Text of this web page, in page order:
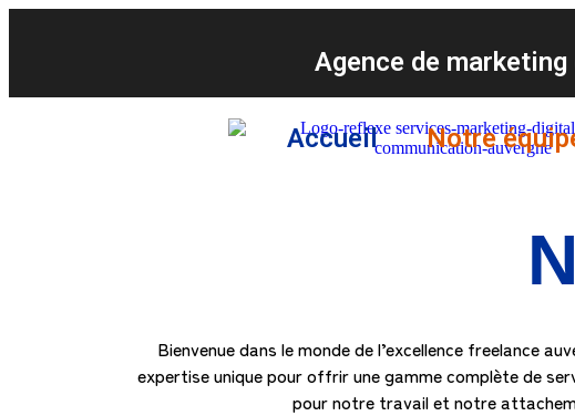
Agence de
Accueil Notre
Bienvenue dans le monde de l’excellence freelance
expertise unique pour offrir une gamme complète de
pour notre travail et notre